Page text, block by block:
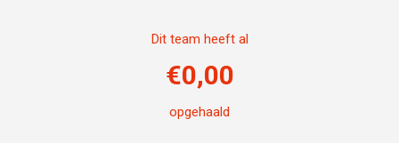
Dit team heeft al
€0,00
opgehaald